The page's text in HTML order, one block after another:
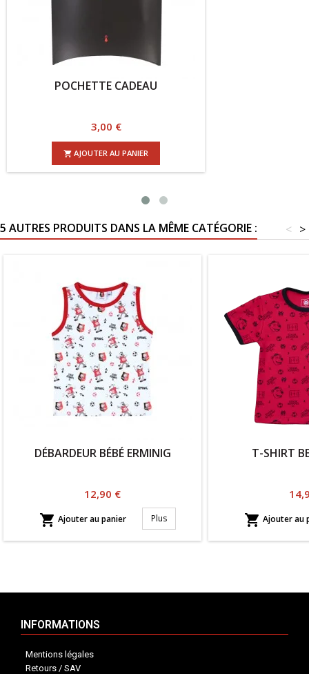
POCHETTE CADEAU
3,00 €
AJOUTER AU PANIER
5 AUTRES PRODUITS DANS LA MÊME CATÉGORIE : >
<
DÉBARDEUR BÉBÉ ERMINIG
Prix
12,90 €
 Ajouter au panier Plus
T-SHIRT
Prix
 Ajouter au
INFORMATIONS
Mentions légales
Retours / SAV